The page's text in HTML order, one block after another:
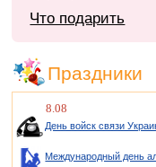
Что подарить
Праздники
8.08
День войск связи
Международный день